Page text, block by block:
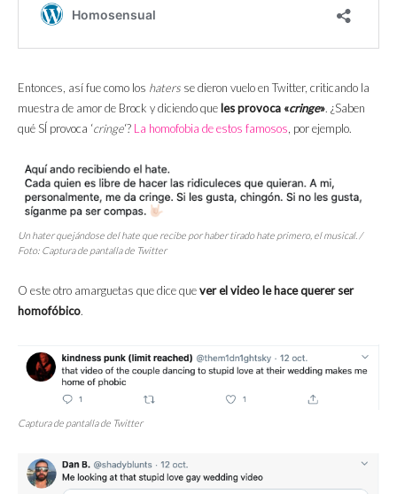
Entonces, así fue como los haters se dieron vuelo en Twitter, criticando la
muestra de amor de Brock y diciendo que les provoca «cringe». ¿Saben
qué SÍ provoca ‘cringe‘? La homofobia de estos famosos , por ejemplo.
Un haterquejándose delhate que recibe por haber tiradohate primero, el musical. /
Foto: Captura de pantalla de Twitter
O este otro amarguetas que dice quever el video le hace querer ser
homofóbico.
Captura de pantalla de Twitter